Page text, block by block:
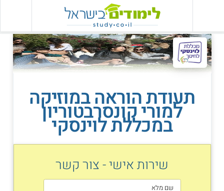
תעודת הוראה במוזיקה
למורי קונסרבטוריון
במכללת לוינסקי
שירות אישי - צור קשר